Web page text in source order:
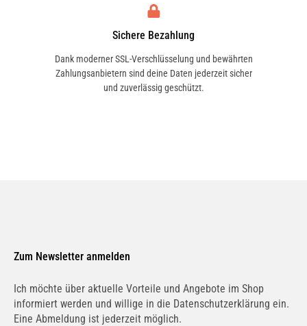
Sichere Bezahlung
Dank moderner SSL-Verschlüsselung und bewährten
Zahlungsanbietern sind deine Daten jederzeit sicher
und zuverlässig geschützt.
Zum Newsletter anmelden
Ich möchte über aktuelle Vorteile und Angebote im Shop
informiert werden und willige in die Datenschutzerklärung ein.
Eine Abmeldung ist jederzeit möglich.